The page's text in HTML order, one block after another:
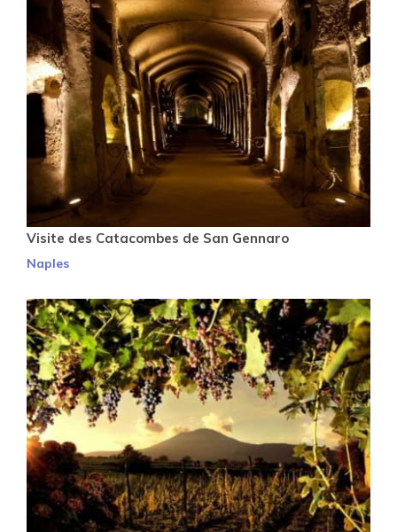
Visite des Catacombes de San Gennaro
Naples